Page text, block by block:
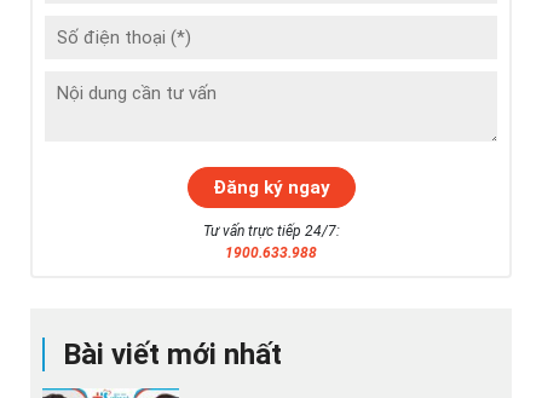
Bài viết mới nhất
Tư vấn trực tiếp 24/7:
1900.633.988